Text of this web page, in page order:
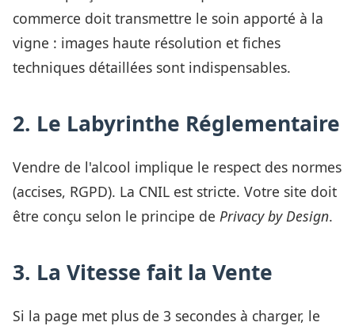
commerce doit transmettre le soin apporté à la
vigne : images haute résolution et fiches
techniques détaillées sont indispensables.
2. Le Labyrinthe Réglementaire
Vendre de l'alcool implique le respect des normes
(accises, RGPD). La CNIL est stricte. Votre site doit
être conçu selon le principe de Privacy by Design.
3. La Vitesse fait la Vente
Si la page met plus de 3 secondes à charger, le